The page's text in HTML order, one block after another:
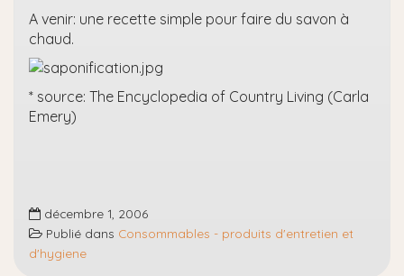
A venir: une recette simple pour faire du savon à
chaud.
* source: The Encyclopedia of Country Living (Carla
Emery)
décembre 1, 2006
Publié dans Consommables - produits d'entretien et
d'hygiene